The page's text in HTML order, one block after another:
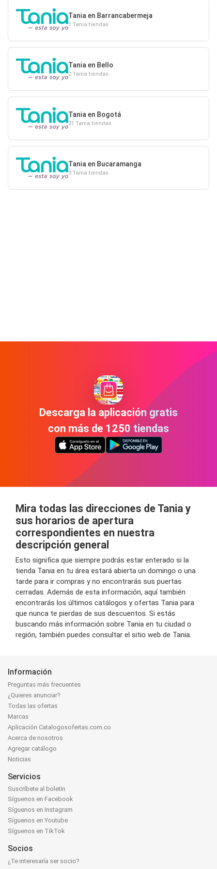
Tania en Barrancabermeja
1 Tania tiendas
Tania en Bello
2 Tania tiendas
Tania en Bogotá
21 Tania tiendas
Tania en Bucaramanga
3 Tania tiendas
Descarga la aplicación gratis
con más de 1250 tiendas
Mira todas las direcciones de Tania y
sus horarios de apertura
correspondientes en nuestra
descripción general
Esto significa que siempre podrás estar enterado si la
tienda Tania en tu área estará abierta un domingo o una
tarde para ir compras y no encontrarás sus puertas
cerradas. Además de esta información, aquí también
encontrarás los últimos catálogos y ofertas Tania para
que nunca te pierdas de sus descuentos. Si estás
buscando más información sobre Tania en tu ciudad o
región, también puedes consultar el sitio web de Tania.
Información
Preguntas más frecuentes
¿Quieres anunciar?
Todas las ofertas
Marcas
Aplicación Catalogosofertas.com.co
Acerca de nosotros
Agregar catálogo
Noticias
Servicios
Suscríbete al boletín
Síguenos en Facebook
Síguenos en Instagram
Síguenos en Youtube
Síguenos en TikTok
Socios
¿Te interesaría ser socio?